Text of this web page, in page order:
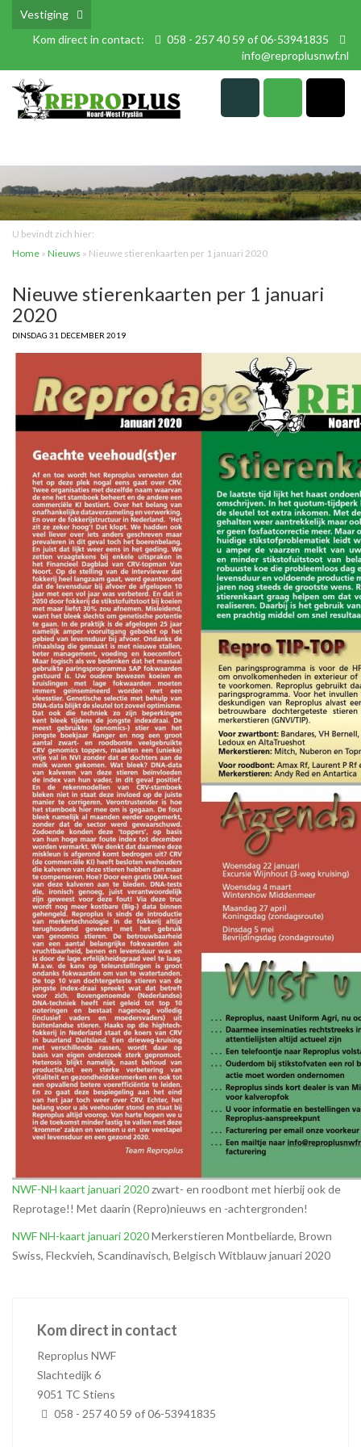
Vestiging
Kom direct in contact:
058 - 257 40 59 of 06-53941835
info@reproplusnwf.nl
U bevindt zich hier:
Home » Nieuws » Nieuwe stierenkaarten per 1 januari 2020
Nieuwe stierenkaarten per 1 januari
2020
DINSDAG 31 DECEMBER 2019
NWF-NH kaart januari 2020zwart- en roodbont met hierbij ook de
Reprotage!! Met daarin (Repro)nieuws en -achtergronden!
NWF NH-kaart januari 2020Merkerstieren Montbeliarde, Brown
Swiss, Fleckvieh, Scandinavisch, Belgisch Witblauw januari 2020
Kom direct in contact
Reproplus NWF
Slachtedijk 6
9051 TC Stiens
058 - 257 40 59 of 06-53941835